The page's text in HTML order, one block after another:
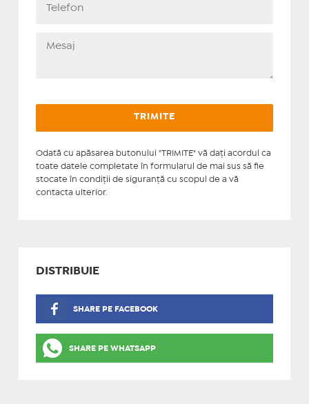
Odată cu apăsarea butonului "TRIMITE" vă daţi acordul ca
toate datele completate în formularul de mai sus să fie
stocate în condiţii de siguranţă cu scopul de a vă
contacta ulterior.
DISTRIBUIE
SHARE PE FACEBOOK
SHARE PE WHATSAPP